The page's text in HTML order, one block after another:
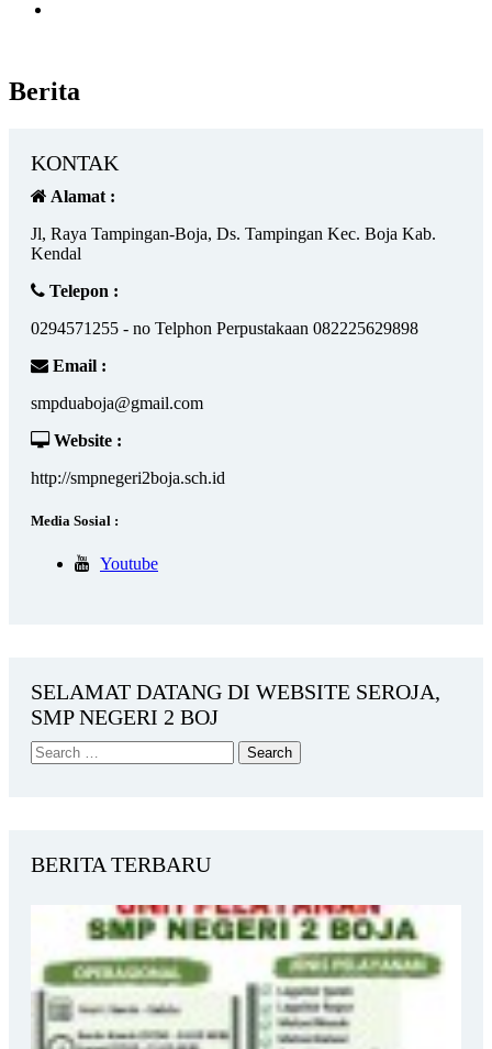
Berita
KONTAK
Alamat :
Jl, Raya Tampingan-Boja, Ds. Tampingan Kec. Boja Kab.
Kendal
Telepon :
0294571255 - no Telphon Perpustakaan 082225629898
Email :
smpduaboja@gmail.com
Website :
http://smpnegeri2boja.sch.id
Media Sosial :
Youtube
SELAMAT DATANG DI WEBSITE SEROJA,
SMP NEGERI 2 BOJ
BERITA TERBARU